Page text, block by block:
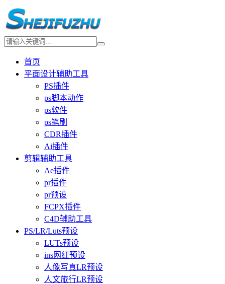
首页
平面设计辅助工具
PS插件
ps脚本动作
ps软件
ps笔刷
CDR插件
Ai插件
剪辑辅助工具
Ae插件
pr插件
pr预设
FCPX插件
C4D辅助工具
PS/LR/Luts预设
LUTs预设
ins网红预设
人像写真LR预设
人文旅行LR预设